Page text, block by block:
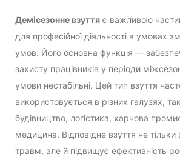
Демісезонне взуття є важливою
для професійної діяльності в умовах
умов. Його основна функція —
захисту працівників у періоди
умови нестабільні. Цей тип взуття
використовується в різних галузях,
будівництво, логістика, харчова
медицина. Відповідне взуття не
травм, але й підвищує ефективність